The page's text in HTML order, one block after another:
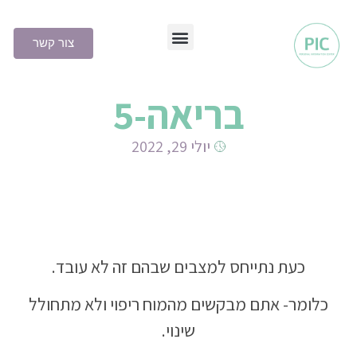
צור קשר
בריאה-5
יולי 29, 2022
כעת נתייחס למצבים שבהם זה לא עובד.
כלומר- אתם מבקשים מהמוח ריפוי ולא מתחולל
שינוי.